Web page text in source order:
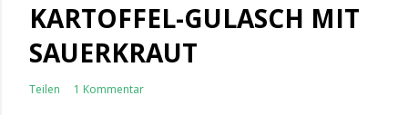
KARTOFFEL-GULASCH MIT
SAUERKRAUT
Teilen 1 Kommentar